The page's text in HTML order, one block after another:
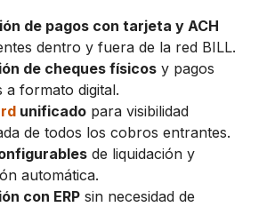
de pagos con tarjeta y ACH
dentro y fuera de la red BILL.
de cheques físicos y pagos
a formato digital.
unificado para visibilidad
de todos los cobros entrantes.
de liquidación y
automática.
con ERP sin necesidad de